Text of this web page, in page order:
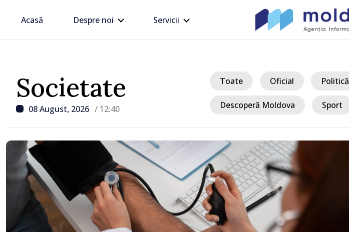
Acasă Despre noi Servicii
Societate
08 August, 2026 / 12:40
Toate Oficial Politică
Descoperă Moldova Sport
/ Acum 1 oră
Trafic intens PTF Giurgiulești-
Galați, pe sensul de ieșire din
Republica Moldova